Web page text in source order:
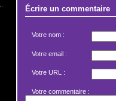
Écrire un commentaire
Votre nom :
Votre email :
Votre URL :
Votre commentaire :